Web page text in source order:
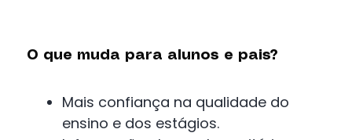
Mais confiança na qualidade do
ensino e dos estágios.
O que muda para alunos e pais?